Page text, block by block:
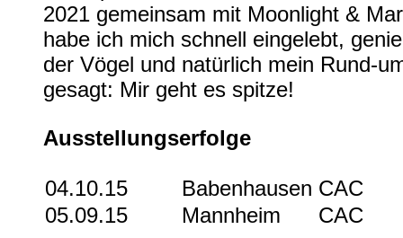
2021 gemeinsam mit Moonlight &
habe ich mich schnell eingelebt,
der Vögel und natürlich mein Rund-
gesagt: Mir geht es spitze!
Ausstellungserfolge
04.10.15 Babenhausen CAC
05.09.15
Mannheim CAC